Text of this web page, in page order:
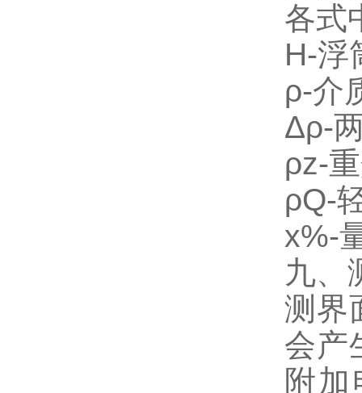
各式
H-浮
ρ-介
Δρ-
ρz-
ρQ-
x%-
九、
测界
会产
附